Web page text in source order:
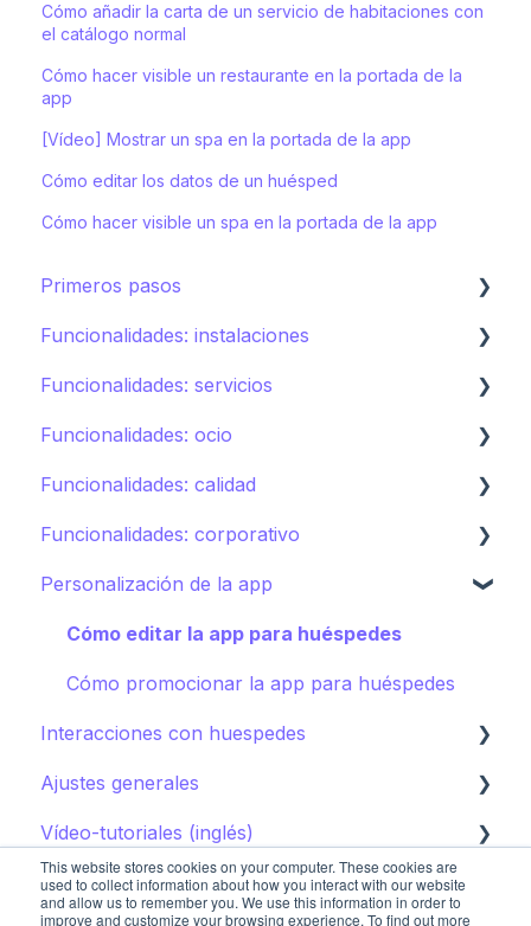
This website stores cookies on your computer. These cookies are
used to collect information about how you interact with our website
and allow us to remember you. We use this information in order to
improve and customize your browsing experience. To find out more
Cómo añadir la carta de un servicio de habitaciones con
el catálogo normal
Cómo hacer visible un restaurante en la portada de la
app
[Vídeo] Mostrar un spa en la portada de la app
Cómo editar los datos de un huésped
Cómo hacer visible un spa en la portada de la app
Primeros pasos
Ecosistema de STAY
Cómo crear tu hotel en STAY
Funcionalidades: instalaciones
Restaurantes
Spa
Deportes
Piscinas
Tiendas
Directorio
Otras Instalaciones
Funcionalidades: servicios
Servicio de habitaciones
Lavandería
Incidencias, Housekeeping y Amenities
Otros servicios
Funcionalidades: ocio
Calendario de actividades
Tours
Puntos de interés
Club infantil
Guía de destino
Funcionalidades: calidad
Instant feedback
Insights: Analítica
Funcionalidades: corporativo
Control de marca
Contenido
Campañas
Personalización de la app
Cómo editar la app para huéspedes
Cómo promocionar la app para huéspedes
Interacciones con huespedes
AI Concierge
CRM
Concierge chat
Ajustes generales
Ajustes del hotel
Upsell
Vídeo-tutoriales (inglés)
Primeros pasos